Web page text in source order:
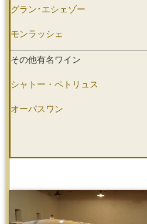
グラン･エシェゾー
モンラッシェ
その他有名ワイン
シャトー・ペトリュス
オーパスワン